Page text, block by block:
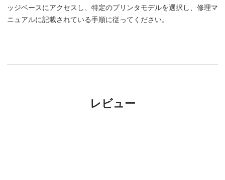
ッジベースにアクセスし、特定のプリンタモデルを選択し、修理マ
ニュアルに記載されている手順に従ってください。
レビュー